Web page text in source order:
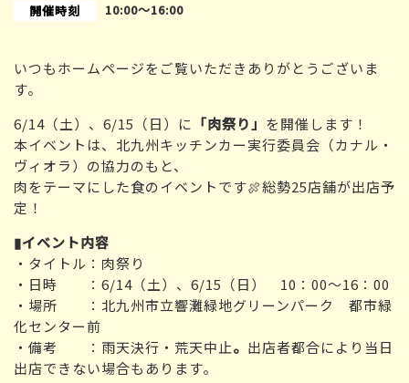
開催時刻
10:00〜16:00
いつもホームページをご覧いただきありがとうございま
す。
6/14（土）、6/15（日）に 「肉祭り」 を開催します！
本イベントは、北九州キッチンカー実行委員会（カナル・
ヴィオラ）の協力のもと、
肉をテーマにした食のイベントです🍖総勢25店舗が出店予
定！
▮イベント内容
・タイトル：肉祭り
・日時 ：6/14（土）、6/15（日） 10：00～16：00
・場所 ：北九州市立響灘緑地グリーンパーク 都市緑
化センター前
・備考 ：雨天決行・荒天中止。 出店者都合により当日
出店できない場合もあります。